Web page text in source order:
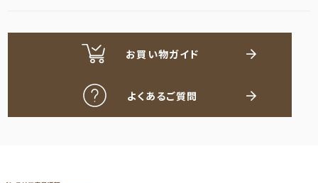
お買い物ガイド
よくあるご質問